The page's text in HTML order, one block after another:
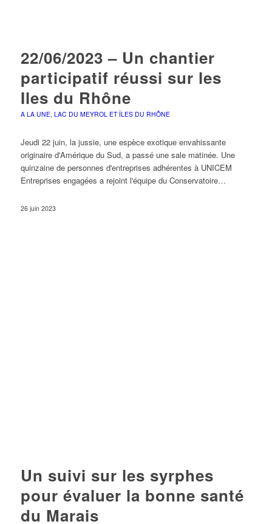
22/06/2023 – Un chantier
participatif réussi sur les
Iles du Rhône
A LA UNE, LAC DU MEYROL ET ÎLES DU RHÔNE
Jeudi 22 juin, la jussie, une espèce exotique envahissante
originaire d'Amérique du Sud, a passé une sale matinée. Une
quinzaine de personnes d'entreprises adhérentes à UNICEM
Entreprises engagées a rejoint l'équipe du Conservatoire…
26 juin 2023
Un suivi sur les syrphes
pour évaluer la bonne santé
du Marais